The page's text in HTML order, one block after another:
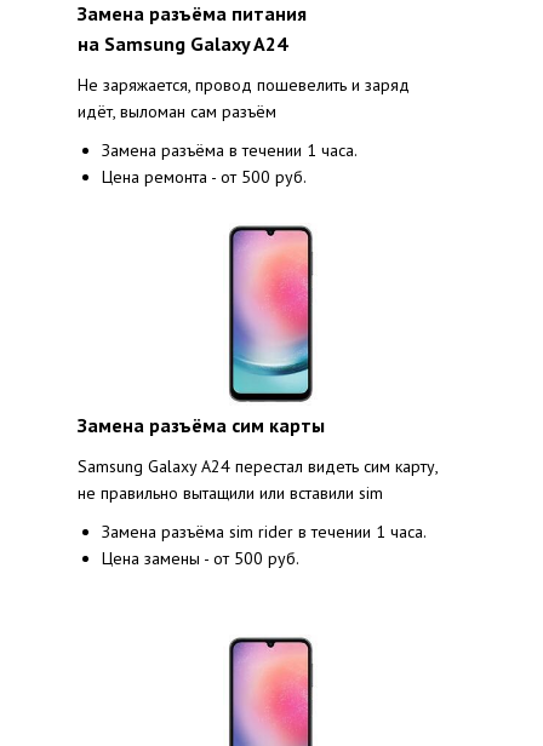
Не заряжается, провод пошевелить и заряд
идёт, выломан сам разъём
Замена разъёма в течении 1 часа.
Цена ремонта - от 500 руб.
Замена разъёма питания
на Samsung Galaxy A24
Samsung Galaxy A24 перестал видеть сим карту,
не правильно вытащили или вставили sim
Замена разъёма sim rider в течении 1 часа.
Цена замены - от 500 руб.
Замена разъёма сим карты